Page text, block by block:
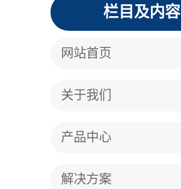
栏目及内容
网站首页
关于我们
产品中心
解决方案